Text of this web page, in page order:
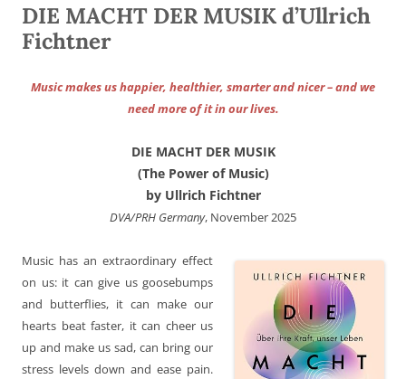
DIE MACHT DER MUSIK d’Ullrich
Fichtner
Music makes us happier, healthier, smarter and nicer – and we
need more of it in our lives.
DIE MACHT DER MUSIK
(The Power of Music)
by Ullrich Fichtner
DVA/PRH Germany, November 2025
Music has an extraordinary effect
on us: it can give us goosebumps
and butterflies, it can make our
hearts beat faster, it can cheer us
up and make us sad, can bring our
stress levels down and ease pain.